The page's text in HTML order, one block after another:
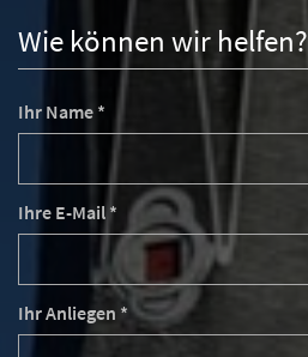
Wie können wir helfen?
Ihr Name *
Ihre E-Mail *
Ihr Anliegen *